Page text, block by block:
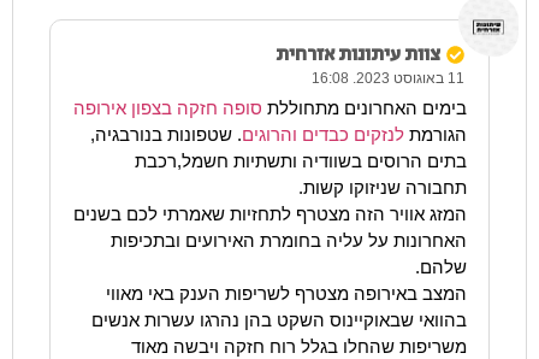
צוות עיתונות אזרחית
11 באוגוסט 2023. 16:08
בימים האחרונים מתחוללת סופה חזקה בצפון אירופה
הגורמת לנזקים כבדים והרוגים. שטפונות בנורבגיה,
בתים הרוסים בשוודיה ותשתיות חשמל,רכבת
תחבורה שניזוקו קשות.
המזג אוויר הזה מצטרף לתחזיות שאמרתי לכם בשנים
האחרונות על עליה בחומרת האירועים ובתכיפות
שלהם.
המצב באירופה מצטרף לשריפות הענק באי מאווי
בהוואי שבאוקיינוס השקט בהן נהרגו עשרות אנשים
משריפות שהחלו בגלל רוח חזקה ויבשה מאוד